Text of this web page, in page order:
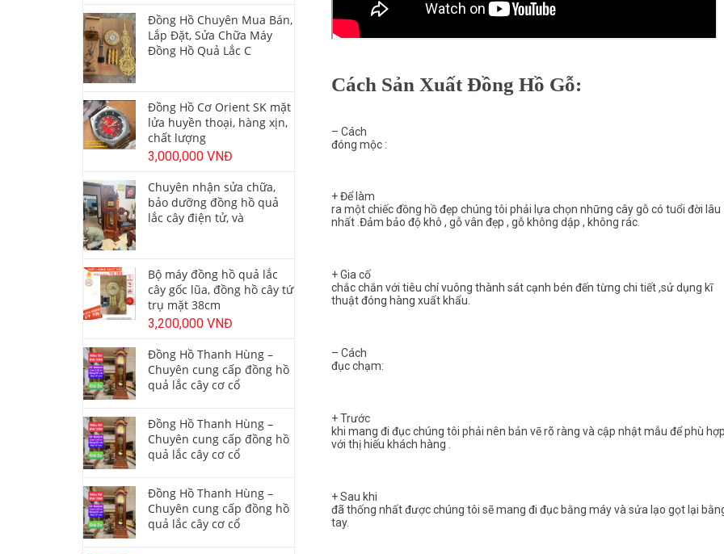
Cách Sản Xuất Đồng Hồ Gỗ:
– Cách
đóng mộc :
+ Để làm
ra một chiếc đồng hồ đẹp chúng tôi phải lựa chọn những cây gỗ có tuổi đời lâu
nhất .Đảm bảo độ khô , gỗ vân đẹp , gỗ không dập , không rác.
+ Gia cố
chắc chắn với tiêu chí vuông thành sát cạnh bén đến từng chi tiết ,sử dụng kĩ
thuật đóng hàng xuất khẩu.
– Cách
đục chạm:
+ Trước
khi mang đi đục chúng tôi phải nên bản vẽ rõ ràng và cập nhật mẫu để phù
với thị hiếu khách hàng .
+ Sau khi
đã thống nhất được chúng tôi sẽ mang đi đục bằng máy và sửa lạo gọt lại
tay.
Đồng Hồ Chuyên Mua Bán,
Lắp Đặt, Sửa Chữa Máy
Đồng Hồ Quả Lắc C
Đồng Hồ Cơ Orient SK mặt
lửa huyền thoại, hàng xịn,
chất lượng
3,000,000 VNĐ
Chuyên nhận sửa chữa,
bảo dưỡng đồng hồ quả
lắc cây điện tử, và
Bộ máy đồng hồ quả lắc
cây gốc lũa, đồng hồ cây tứ
trụ mặt 38cm
3,200,000 VNĐ
Đồng Hồ Thanh Hùng –
Chuyên cung cấp đồng hồ
quả lắc cây cơ cổ
Đồng Hồ Thanh Hùng –
Chuyên cung cấp đồng hồ
quả lắc cây cơ cổ
Đồng Hồ Thanh Hùng –
Chuyên cung cấp đồng hồ
quả lắc cây cơ cổ